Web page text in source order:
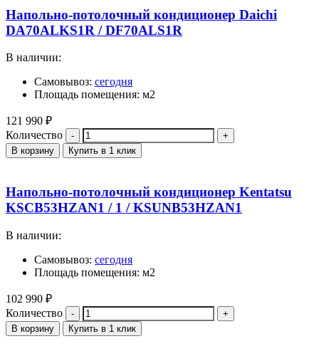
Напольно-потолочный кондиционер Daichi
DA70ALKS1R / DF70ALS1R
В наличии:
Самовывоз: сегодня
Площадь помещения: м2
121 990 ₽
Количество
В корзину Купить в 1 клик
Напольно-потолочный кондиционер Kentatsu
KSCB53HZAN1 / 1 / KSUNB53HZAN1
В наличии:
Самовывоз: сегодня
Площадь помещения: м2
102 990 ₽
Количество
В корзину Купить в 1 клик